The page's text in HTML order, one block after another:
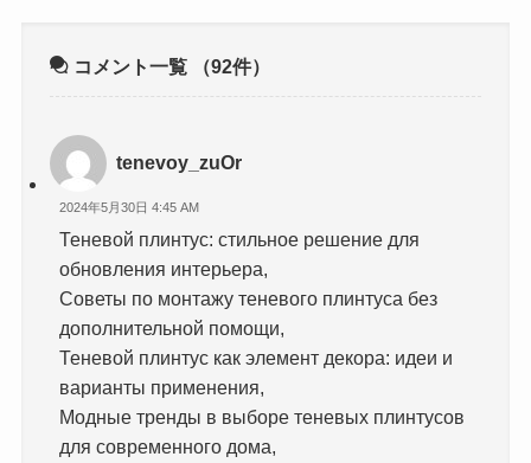
コメント一覧 （92件）
tenevoy_zuOr
2024年5月30日 4:45 AM
Теневой плинтус: стильное решение для
обновления интерьера,
Советы по монтажу теневого плинтуса без
дополнительной помощи,
Теневой плинтус как элемент декора: идеи и
варианты применения,
Модные тренды в выборе теневых плинтусов
для современного дома,